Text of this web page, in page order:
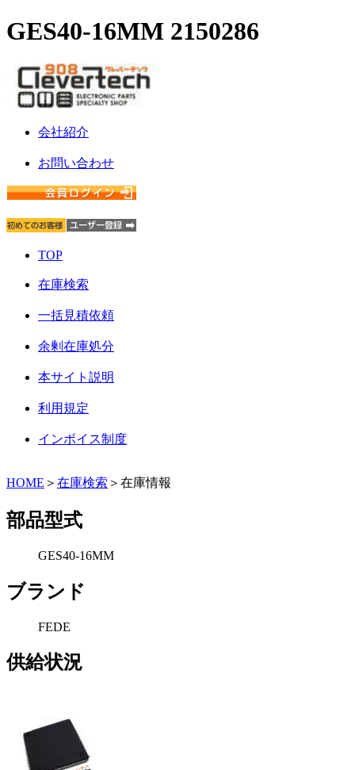
GES40-16MM 2150286
会社紹介
お問い合わせ
TOP
在庫検索
一括見積依頼
余剰在庫処分
本サイト説明
利用規定
インボイス制度
HOME ＞ 在庫検索 ＞在庫情報
部品型式
GES40-16MM
ブランド
FEDE
供給状況